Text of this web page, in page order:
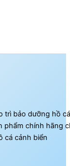
trì bảo dưỡng hồ
chính hãng
cá cảnh biển